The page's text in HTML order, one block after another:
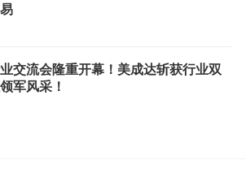
交流会隆重开幕！美成达斩获行业双
军风采！